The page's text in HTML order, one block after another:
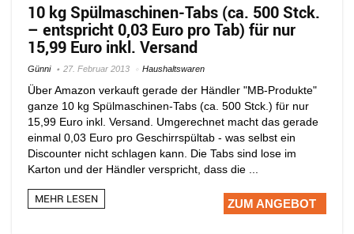
10 kg Spülmaschinen-Tabs (ca. 500 Stck.
– entspricht 0,03 Euro pro Tab) für nur
15,99 Euro inkl. Versand
Günni 27. Februar 2013 Haushaltswaren
Über Amazon verkauft gerade der Händler "MB-Produkte"
ganze 10 kg Spülmaschinen-Tabs (ca. 500 Stck.) für nur
15,99 Euro inkl. Versand. Umgerechnet macht das gerade
einmal 0,03 Euro pro Geschirrspültab - was selbst ein
Discounter nicht schlagen kann. Die Tabs sind lose im
Karton und der Händler verspricht, dass die ...
MEHR LESEN ZUM ANGEBOT